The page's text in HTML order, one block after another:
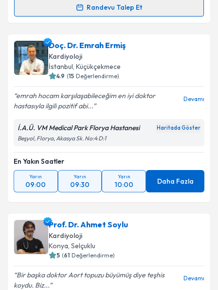
Takvim Talebini Gönder
Randevu Talep Et
takvim hazırlandığında e-posta ile bilgilendireceğiz.
E-posta Adresiniz
Kişisel verilerimin işlenmesine ilişkin
kapsamda işlenmesini kabul ediyorum.
Doç. Dr. Emrah Ermiş
Kardiyoloji
İstanbul, Küçükçekmece
4.9 (15 Değerlendirme)
emrah hocam karşılaşabileceğim en iyi doktor
hastasıyla ilgili pozitif abi...
Devamı
İ.A.Ü. VM Medical Park Florya Hastanesi Haritada Göster
Beşyol, Florya, Akasya Sk. No:4 D:1
En Yakın Saatler
Yarın
09:00
Yarın
09:30
Yarın
10:00 Daha Fazla
Prof. Dr. Ahmet Soylu
Kardiyoloji
Konya, Selçuklu
5 (61 Değerlendirme)
Bir başka doktor Aort topuzu büyümüş diye teşhis
koydu. Biz...
Devamı